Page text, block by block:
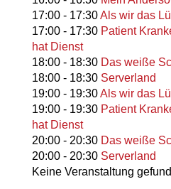
17:00- 17:30Als wir das
17:00- 17:30 Patient
hat Dienst
18:00- 18:30 Das weiße
18:00- 18:30 Serverland
19:00- 19:30Als wir das
19:00- 19:30 Patient
hat Dienst
20:00- 20:30 Das weiße
20:00- 20:30 Serverland
Keine Veranstaltung